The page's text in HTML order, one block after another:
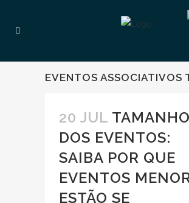
EVENTOS ASSOCIATIVOS
20 JUL TAMANHO
DOS EVENTOS:
SAIBA POR QUE
EVENTOS
ESTÃO SE